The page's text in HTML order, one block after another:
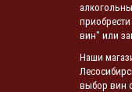
вин" или
Наши
выбор вин